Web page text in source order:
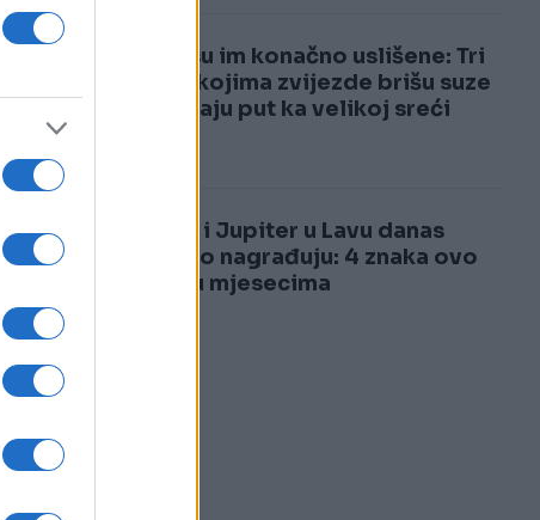
3
Želje su im konačno uslišene: Tri
znaka kojima zvijezde brišu suze
i otvaraju put ka velikoj sreći
4
Sunce i Jupiter u Lavu danas
bogato nagrađuju: 4 znaka ovo
čekaju mjesecima